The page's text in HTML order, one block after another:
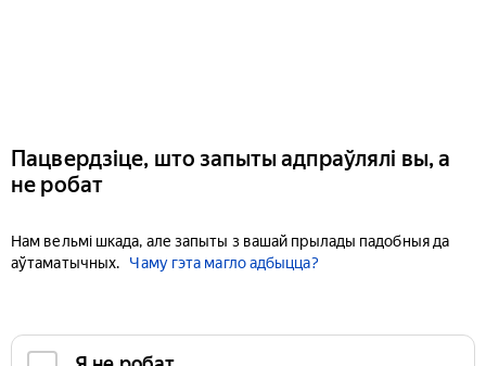
Пацвердзіце, што запыты адпраўлялі вы, а
не робат
Нам вельмі шкада, але запыты з вашай прылады падобныя да
аўтаматычных.
Чаму гэта магло адбыцца?